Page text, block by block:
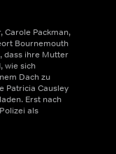
Carole Packman,
Bournemouth
dass ihre Mutter
wie sich
Dach zu
Patricia Causley
Erst nach
als